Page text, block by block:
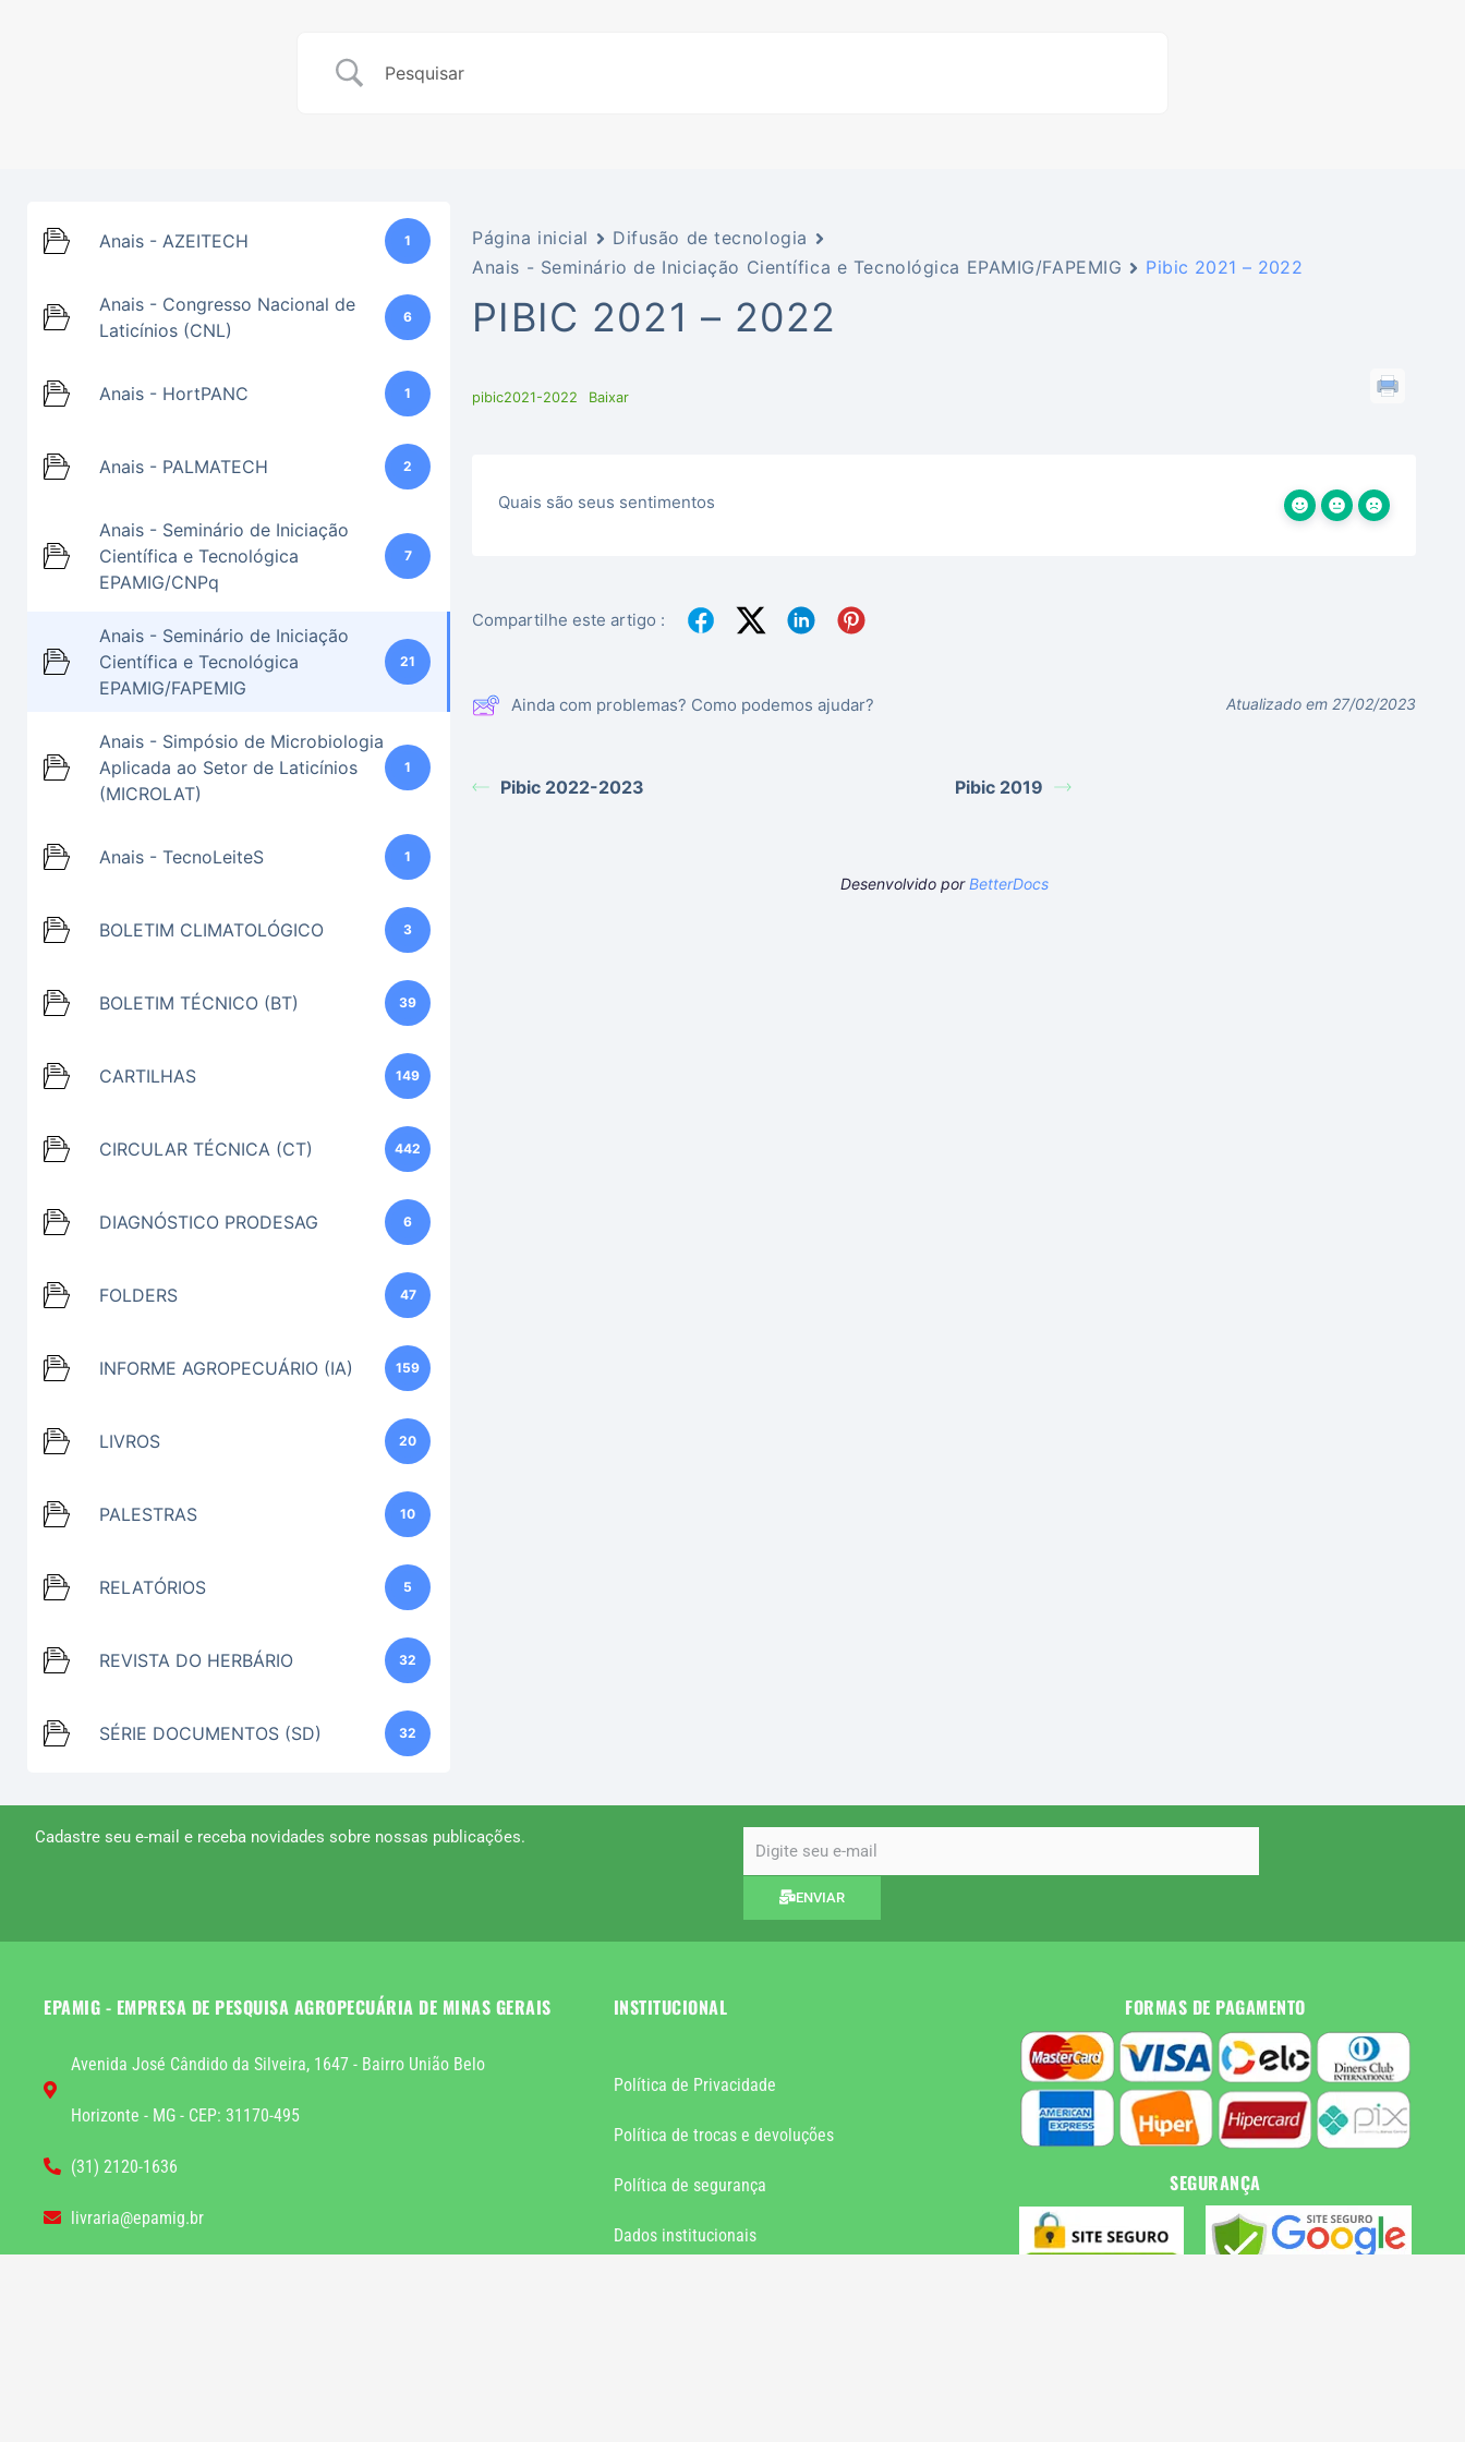
Anais - AZEITECH 1
Anais - Congresso Nacional de
Laticínios (CNL)
6
Anais - HortPANC 1
Anais - PALMATECH 2
Anais - Seminário de Iniciação
Científica e Tecnológica
EPAMIG/CNPq
7
Anais - Seminário de Iniciação
Científica e Tecnológica
EPAMIG/FAPEMIG
21
Anais - Simpósio de Microbiologia
Aplicada ao Setor de Laticínios
(MICROLAT)
1
Anais - TecnoLeiteS 1
BOLETIM CLIMATOLÓGICO 3
BOLETIM TÉCNICO (BT) 39
CARTILHAS 149
CIRCULAR TÉCNICA (CT) 442
DIAGNÓSTICO PRODESAG 6
FOLDERS 47
INFORME AGROPECUÁRIO (IA) 159
LIVROS 20
PALESTRAS 10
RELATÓRIOS 5
REVISTA DO HERBÁRIO 32
SÉRIE DOCUMENTOS (SD) 32
Página inicial
Difusão de tecnologia
Anais - Seminário de Iniciação Científica e Tecnológica EPAMIG/FAPEMIG
Pibic 2021 – 2022
PIBIC 2021 – 2022
pibic2021-2022 Baixar
Quais são seus sentimentos
Compartilhe este artigo :
Ainda com problemas? Como podemos ajudar? Atualizado em 27/02/2023
Pibic 2022-2023 Pibic 2019
Desenvolvido porBetterDocs
Cadastre seu e-mail e receba novidades sobre nossas publicações.
ENVIAR
EPAMIG - EMPRESA DE PESQUISA AGROPECUÁRIA DE MINAS GERAIS
Avenida José Cândido da Silveira, 1647 - Bairro União Belo
Horizonte - MG - CEP: 31170-495
(31) 2120-1636
livraria@epamig.br
INSTITUCIONAL
Política de Privacidade
Política de trocas e devoluções
Política de segurança
Dados institucionais
FORMAS DE PAGAMENTO
SEGURANÇA